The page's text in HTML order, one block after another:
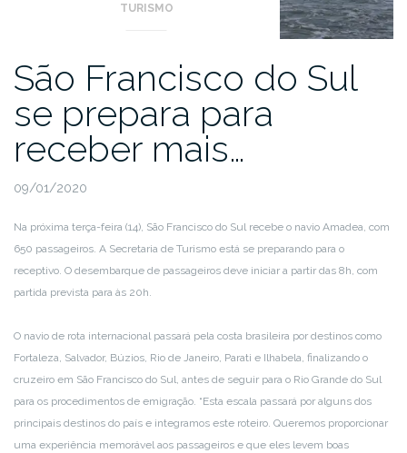
TURISMO
São Francisco do Sul
se prepara para
receber mais…
09/01/2020
Na próxima terça-feira (14), São Francisco do Sul recebe o navio Amadea, com
650 passageiros. A Secretaria de Turismo está se preparando para o
receptivo. O desembarque de passageiros deve iniciar a partir das 8h, com
partida prevista para às 20h.
O navio de rota internacional passará pela costa brasileira por destinos como
Fortaleza, Salvador, Búzios, Rio de Janeiro, Parati e Ilhabela, finalizando o
cruzeiro em São Francisco do Sul, antes de seguir para o Rio Grande do Sul
para os procedimentos de emigração. “Esta escala passará por alguns dos
principais destinos do país e integramos este roteiro. Queremos proporcionar
uma experiência memorável aos passageiros e que eles levem boas